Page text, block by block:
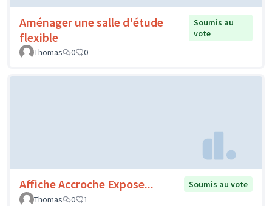
Aménager une salle d'étude
flexible
Soumis au
vote
Thomas
0 0
Affiche Accroche Expose...
Soumis au vote
Thomas
0 1